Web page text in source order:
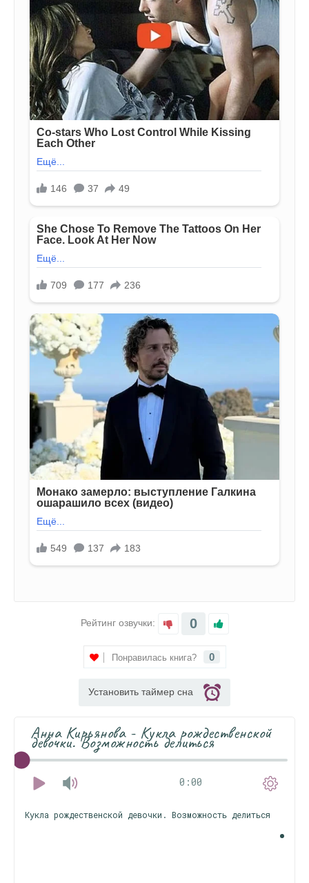
Рейтинг озвучки: 0
Понравилась книга? 0
Установить таймер сна
Анна Кирьянова - Кукла рождественской
девочки. Возможность делиться
0:00
Кукла рождественской девочки. Возможность делиться